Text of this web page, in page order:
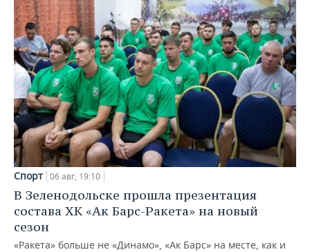
Спорт 06 авг, 19:10
В Зеленодольске прошла презентация
состава ХК «Ак Барс-Ракета» на новый
сезон
«Ракета» больше не «Динамо», «Ак Барс» на месте, как и